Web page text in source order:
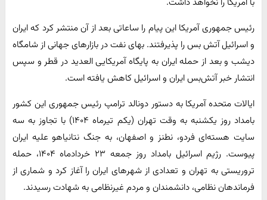
رئیس جمهوری آمریکا این پیام را ساعاتی بعد از آن منتشر کرد که ایران
و اسرائیل آتش بس را پذیرفتند. بهای نفت در بازارهای جهانی از شامگاه
دیشب و بعد از حمله ایران به پایگاه آمریکایی العدید در قطر و سپس
انتشار خبر آتش‌بس ایران و اسرائیل کاهش یافته است.
ایالات متحده آمریکا به دستور دونالد ترامپ رئیس جمهوری این کشور
بامداد روز یکشنبه به وقت تهران (یکم تیرماه ۱۴۰۴) با تجاوز به سه
سایت هسته‌ای فردو، نطنز و اصفهان، به جنگ نتانیاهو علیه ایران
پیوست. رژیم اسرائیل بامداد روز جمعه ۲۳ خردادماه ۱۴۰۴، حمله
تروریستی به تهران و تعدادی از شهرهای ایران را آغاز کرد و شماری از
فرماندهان نظامی، دانشمندان و مردم غیرنظامی به شهادت رسیدند.